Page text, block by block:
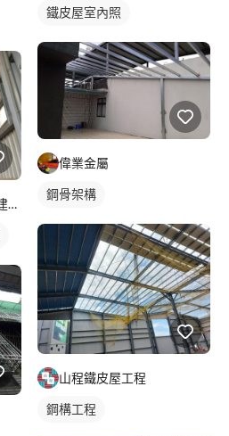
俊麟公司/鋼構&鐵皮搭建&採光罩
鐵皮屋室內照
偉業金屬
鋼骨架構
山程鐵皮屋工程
鋼構工程